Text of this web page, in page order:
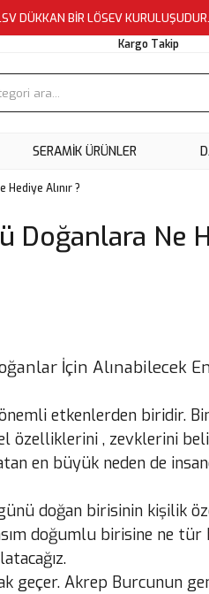
DÜKKAN BİR LÖSEV KURULUŞUDUR.
Kargo Takip
SERAMİK ÜRÜNLER
Hediye Alınır ?
Doğanlara Ne
İçin Alınabilecek
etkenlerden biridir.
özelliklerini , zevklerini
en büyük neden de
günü doğan birisinin kişilik
doğumlu birisine ne tür
geçer. Akrep Burcunun